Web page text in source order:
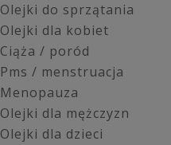
Olejki do sprzątania
Olejki dla kobiet
Ciąża / poród
Pms / menstruacja
Menopauza
Olejki dla mężczyzn
Olejki dla dzieci